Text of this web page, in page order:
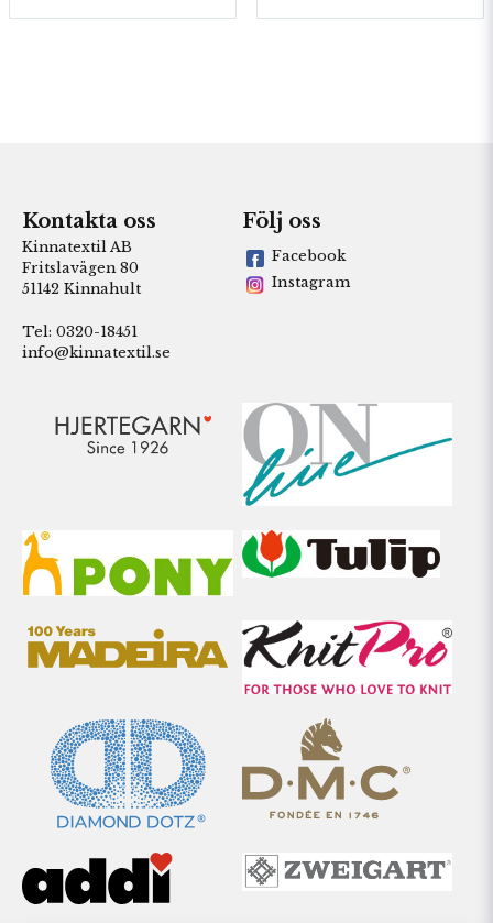
Kontakta oss
Kinnatextil AB
Fritslavägen 80
51142 Kinnahult
Tel: 0320-18451
info@kinnatextil.se
Följ oss
Facebook
Instagram